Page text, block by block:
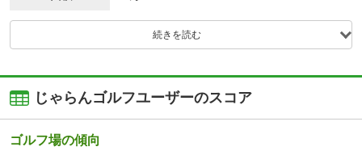
続きを読む
じゃらんゴルフユーザーのスコア
ゴルフ場の傾向